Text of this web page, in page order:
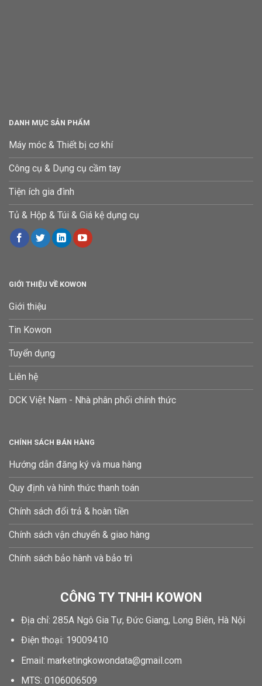
DANH MỤC SẢN PHẨM
Máy móc & Thiết bị cơ khí
Công cụ & Dụng cụ cầm tay
Tiện ích gia đình
Tủ & Hộp & Túi & Giá kệ dụng cụ
GIỚI THIỆU VỀ KOWON
Giới thiệu
Tin Kowon
Tuyển dụng
Liên hệ
DCK Việt Nam - Nhà phân phối chính thức
CHÍNH SÁCH BÁN HÀNG
Hướng dẫn đăng ký và mua hàng
Quy định và hình thức thanh toán
Chính sách đổi trả & hoàn tiền
Chính sách vận chuyển & giao hàng
Chính sách bảo hành và bảo trì
CÔNG TY TNHH KOWON
Địa chỉ: 285A Ngô Gia Tự, Đức Giang, Long Biên, Hà Nội
Điện thoại: 19009410
Email: marketingkowondata@gmail.com
MTS: 0106006509